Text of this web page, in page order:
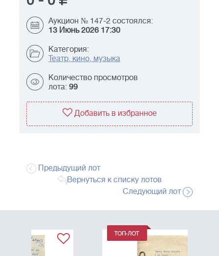
Аукцион № 147-2 состоялся:
13 Июнь 2026 17:30
Категория:
Театр, кино, музыка
Количество просмотров
лота: 99
Добавить в избранное
Предыдущий лот
Вернуться к списку лотов
Следующий лот